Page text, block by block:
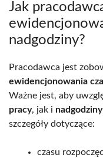
Jak
nadgodziny?
Pracodawca jest
ewidencjonowania
Ważne jest, aby
pracy, jak i nadgodziny
szczegóły dotyczące:
czasu